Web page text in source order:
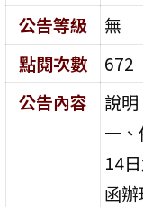
公告等級
無
點閱次數
672
公告內容
說明
一
14
函辦